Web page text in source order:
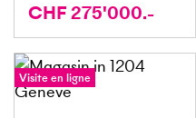
CHF 275'000.-
Visite en ligne